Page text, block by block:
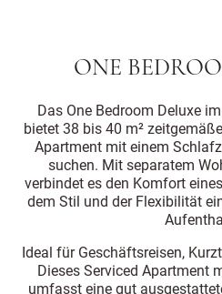
ONE
Das One Bedroom Deluxe
bietet 38 bis 40 m²
Apartment mit einem
suchen. Mit separatem
verbindet es den Komfort
dem Stil und der Flexibilität
Ideal für Geschäftsreisen,
Dieses Serviced Apartment
umfasst eine gut